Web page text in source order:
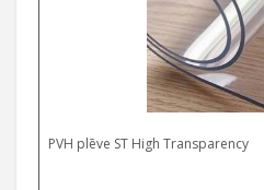
PVH plēve ST High Transparency